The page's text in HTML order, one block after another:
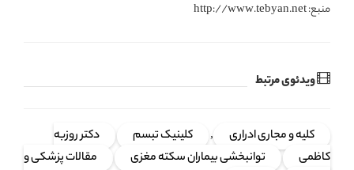
منبع: http://www.tebyan.net
ویدئوی مرتبط
کلیه و مجاری ادراری , کلینیک تبسم
دکتر روزبه
کاظمی
توانبخشی بیماران سکته مغزی
مقالات پزشکی و